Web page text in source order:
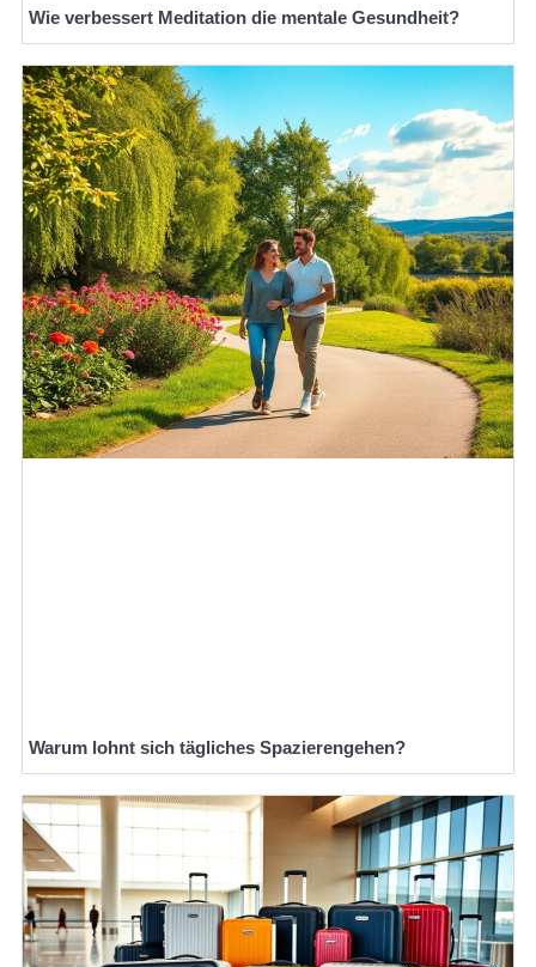
Wie verbessert Meditation die mentale Gesundheit?
Warum lohnt sich tägliches Spazierengehen?